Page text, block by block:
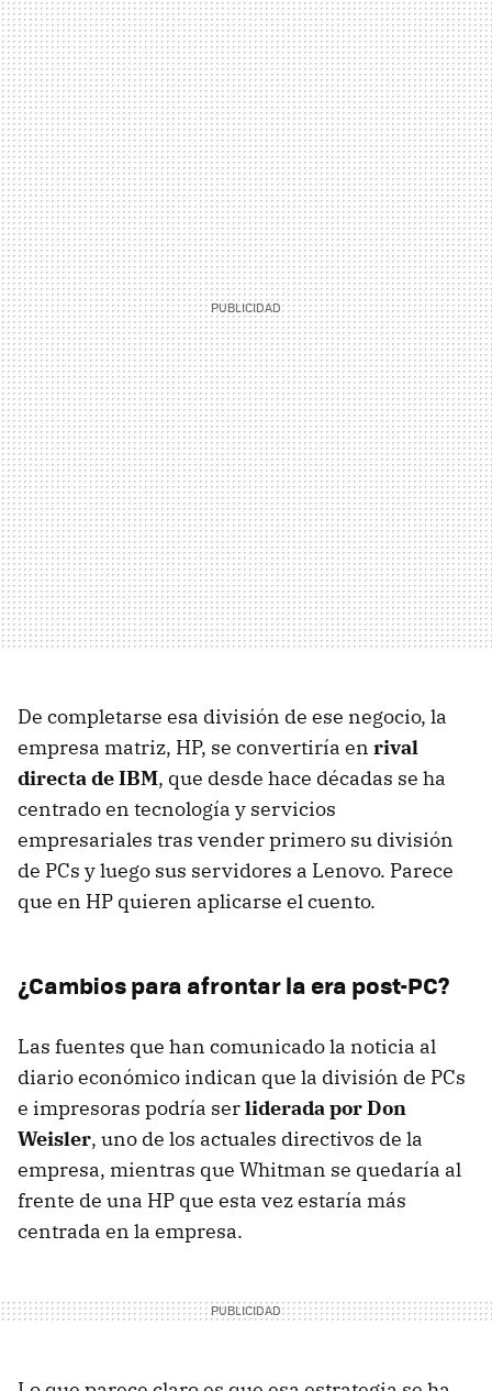
De completarse esa división de ese negocio, la
empresa matriz, HP, se convertiría en rival
directa de IBM, que desde hace décadas se ha
centrado en tecnología y servicios
empresariales tras vender primero su división
de PCs y luego sus servidores a Lenovo. Parece
que en HP quieren aplicarse el cuento.
¿Cambios para afrontar la era post-PC?
Las fuentes que han comunicado la noticia al
diario económico indican que la división de PCs
e impresoras podría serliderada por Don
Weisler, uno de los actuales directivos de la
empresa, mientras que Whitman se quedaría al
frente de una HP que esta vez estaría más
centrada en la empresa.